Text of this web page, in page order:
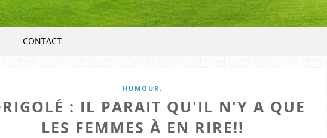
CONTACT
HUMOUR.
: IL PARAIT QU'IL N'Y A QUE
LES FEMMES À EN RIRE!!